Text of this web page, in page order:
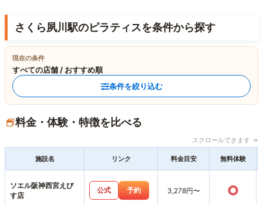
さくら夙川駅のピラティスを条件から探す
現在の条件
すべての店舗 / おすすめ順
条件を絞り込む
料金・体験・特徴を比べる
スクロールできます →
施設名 リンク 料金目安 無料体験
ソエル阪神西宮えび
す店
公式 予約 3,278円〜 ○